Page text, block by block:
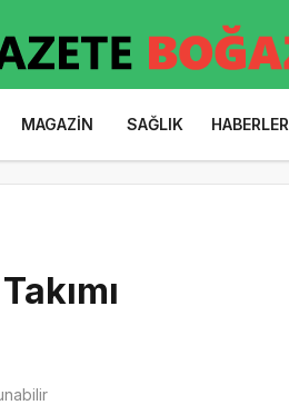
MAGAZIN SAĞLIK HABERLER